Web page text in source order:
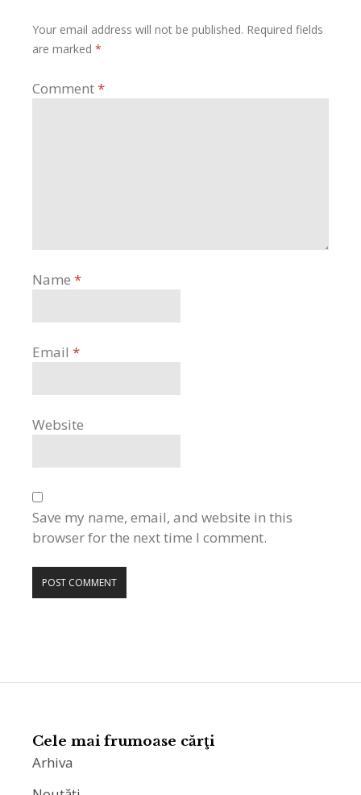
Your email address will not be published. Required fields
are marked *
Comment*
Name *
Email *
Website
Save my name, email, and website in this
browser for the next time I comment.
Cele mai frumoase cărţi
Arhiva